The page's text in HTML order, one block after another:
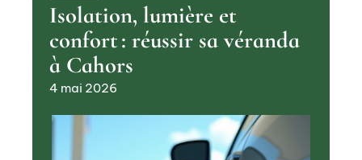
Isolation, lumière et
confort : réussir sa véranda
à Cahors
4 mai 2026